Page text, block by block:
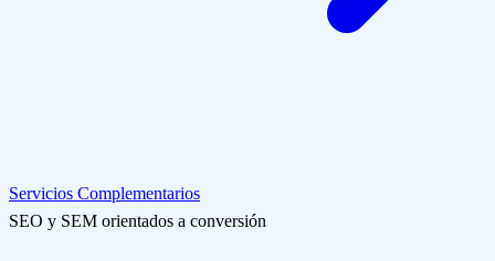
Servicios Complementarios
SEO y SEM orientados a conversión